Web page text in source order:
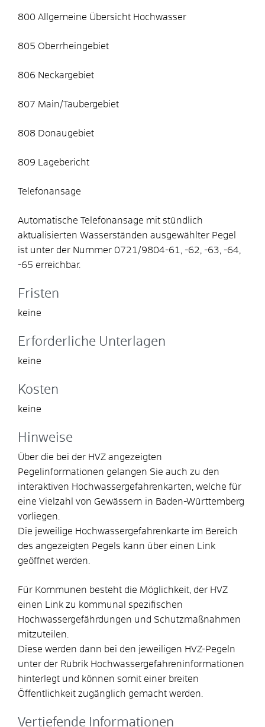
800 Allgemeine Übersicht Hochwasser
805 Oberrheingebiet
806 Neckargebiet
807 Main/Taubergebiet
808 Donaugebiet
809 Lagebericht
Telefonansage
Automatische Telefonansage mit stündlich
aktualisierten Wasserständen ausgewählter Pegel
ist unter der Nummer 0721/9804-61, -62, -63, -64,
-65 erreichbar.
Fristen
keine
Erforderliche Unterlagen
keine
Kosten
keine
Hinweise
Über die bei der HVZ angezeigten
Pegelinformationen gelangen Sie auch zu den
interaktiven Hochwassergefahrenkarten, welche für
eine Vielzahl von Gewässern in Baden-Württemberg
vorliegen.
Die jeweilige Hochwassergefahrenkarte im Bereich
des angezeigten Pegels kann über einen Link
geöffnet werden.
Für Kommunen besteht die Möglichkeit, der HVZ
einen Link zu kommunal spezifischen
Hochwassergefährdungen und Schutzmaßnahmen
mitzuteilen.
Diese werden dann bei den jeweiligen HVZ-Pegeln
unter der Rubrik Hochwassergefahreninformationen
hinterlegt und können somit einer breiten
Öffentlichkeit zugänglich gemacht werden.
Vertiefende Informationen